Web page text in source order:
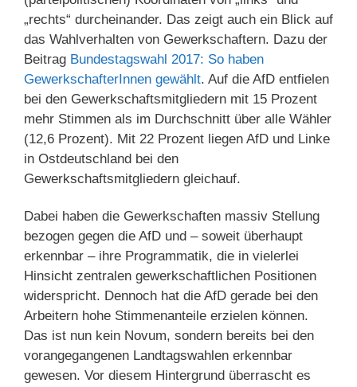
„rechts“ durcheinander. Das zeigt auch ein Blick auf
das Wahlverhalten von Gewerkschaftern. Dazu der
Beitrag Bundestagswahl 2017: So haben
GewerkschafterInnen gewählt. Auf die AfD entfielen
bei den Gewerkschaftsmitgliedern mit 15 Prozent
mehr Stimmen als im Durchschnitt über alle Wähler
(12,6 Prozent). Mit 22 Prozent liegen AfD und Linke
in Ostdeutschland bei den
Gewerkschaftsmitgliedern gleichauf.
Dabei haben die Gewerkschaften massiv Stellung
bezogen gegen die AfD und – soweit überhaupt
erkennbar – ihre Programmatik, die in vielerlei
Hinsicht zentralen gewerkschaftlichen Positionen
widerspricht. Dennoch hat die AfD gerade bei den
Arbeitern hohe Stimmenanteile erzielen können.
Das ist nun kein Novum, sondern bereits bei den
vorangegangenen Landtagswahlen erkennbar
gewesen. Vor diesem Hintergrund überrascht es